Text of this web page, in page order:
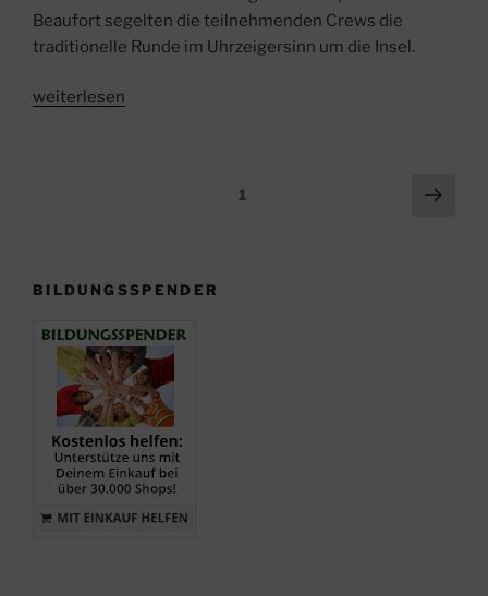
Beaufort segelten die teilnehmenden Crews die
traditionelle Runde im Uhrzeigersinn um die Insel.
„Rund
weiterlesen
Seitennummerierung1
BILDUNGSSPENDER